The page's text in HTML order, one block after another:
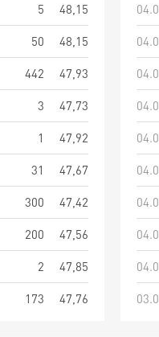
5
48,15
50
48,15
442
47,93
3
47,73
1
47,92
31
47,67
300
47,42
200
47,56
2
47,85
173 47,76